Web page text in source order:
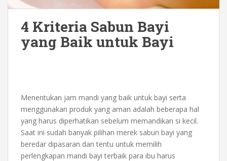
4 Kriteria Sabun Bayi
yang Baik untuk Bayi
Menentukan jam mandi yang baik untuk bayi serta
menggunakan produk yang aman adalah beberapa hal
yang harus diperhatikan sebelum memandikan si kecil.
Saat ini sudah banyak pilihan merek sabun bayi yang
beredar dipasaran dan tentu untuk memilih
perlengkapan mandi bayi terbaik para ibu harus